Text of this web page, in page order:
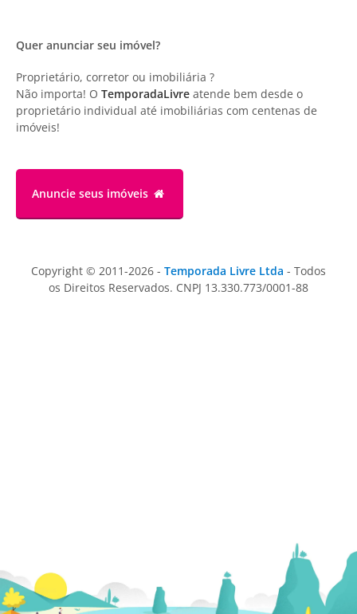
Quer anunciar seu imóvel?
Proprietário, corretor ou imobiliária ?
Não importa! O TemporadaLivre atende bem desde o
proprietário individual até imobiliárias com centenas de
imóveis!
Anuncie seus imóveis
Copyright © 2011-2026 - Temporada Livre Ltda - Todos
os Direitos Reservados. CNPJ 13.330.773/0001-88